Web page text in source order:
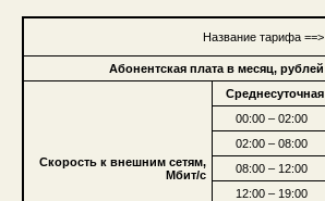
Название тарифа ==>
Абонентская плата в месяц, рублей
Скорость к внешним сетям,
Мбит/с
Среднесуточная
00:00 – 02:00
02:00 – 08:00
08:00 – 12:00
12:00 – 19:00